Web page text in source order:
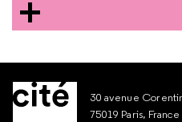
30 avenue
75019 Paris, France